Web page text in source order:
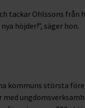
tackar Ohlssons från
höjder!”, säger hon.
kommuns största